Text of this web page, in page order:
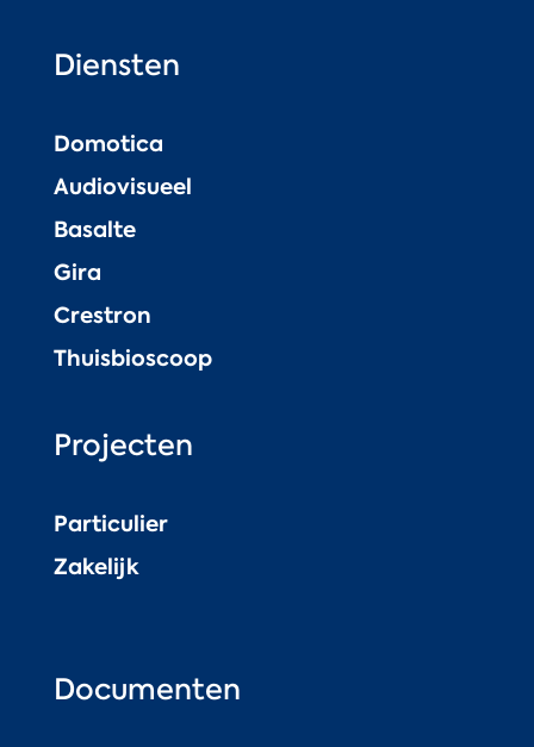
Diensten
Domotica
Audiovisueel
Basalte
Gira
Crestron
Thuisbioscoop
Projecten
Particulier
Zakelijk
Documenten